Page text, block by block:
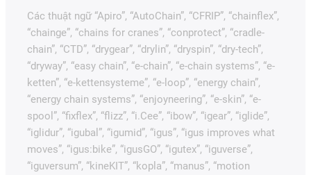
Các thuật ngữ “Apiro”, “AutoChain”, “CFRIP”, “chainflex”,
“chainge”, “chains for cranes”, “conprotect”, “cradle-
chain”, “CTD”, “drygear”, “drylin”, “dryspin”, “dry-tech”,
“dryway”, “easy chain”, “e-chain”, “e-chain systems”, “e-
ketten”, “e-kettensysteme”, “e-loop”, “energy chain”,
“energy chain systems”, “enjoyneering”, “e-skin”, “e-
spool”, “fixflex”, “flizz”, “i.Cee”, “ibow”, “igear”, “iglide”,
“iglidur”, “igubal”, “igumid”, “igus”, “igus improves what
moves”, “igus:bike”, “igusGO”, “igutex”, “iguverse”,
“iguversum”, “kineKIT”, “kopla”, “manus”, “motion